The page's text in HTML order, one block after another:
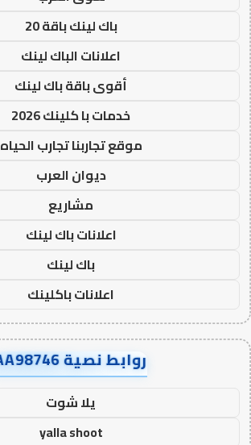
باك لينك باقة 20
اعلانات الباك لينك
أقوى باقة باك لينك
خدمات با كلينك 2026
موقع تجاربنا تجارب الحياه
ديوان العرب
مشاريع
اعلانات باك لينك
باك لينك
اعلانات باكلينك
روابط نصية AA98746
يلا شوت
yalla shoot